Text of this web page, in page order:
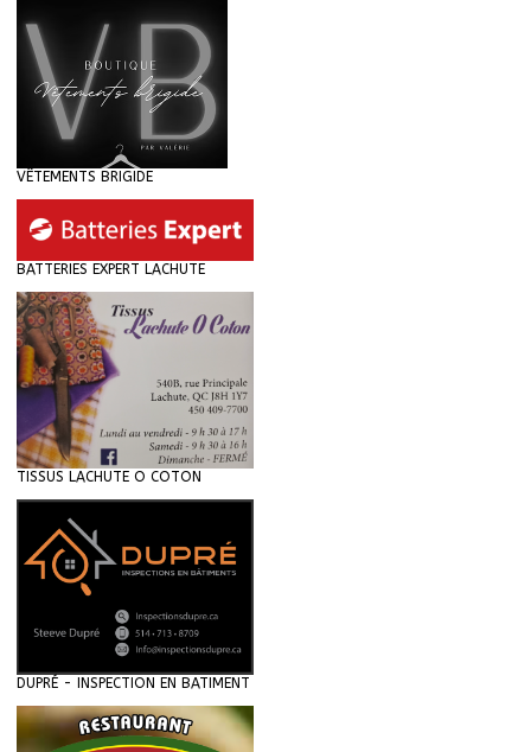
VÊTEMENTS BRIGIDE
BATTERIES EXPERT LACHUTE
TISSUS LACHUTE O COTON
DUPRÉ - INSPECTION EN BATIMENT